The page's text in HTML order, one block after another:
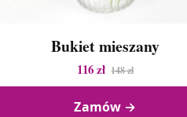
Bukiet mieszany
116 zł 148 zł
Zamów →